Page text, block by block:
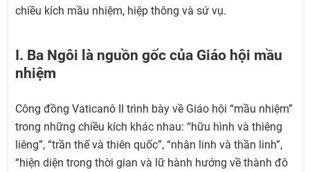
chiều kích mầu nhiệm, hiệp thông và sứ vụ.
I. Ba Ngôi là nguồn gốc của Giáo hội mầu
nhiệm
Công đồng Vaticanô II trình bày về Giáo hội “mầu nhiệm”
trong những chiều kích khác nhau: “hữu hình và thiêng
liêng”, “trần thế và thiên quốc”, “nhân linh và thần linh”,
“hiện diện trong thời gian và lữ hành hướng về thành đô